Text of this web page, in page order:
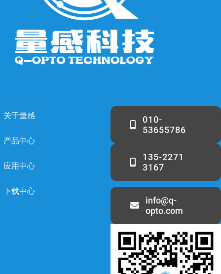
关于量感
产品中心
应用中心
下载中心
010-
53655786
135-2271
3167
info@q-
opto.com